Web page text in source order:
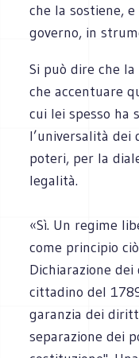
che la sostiene,
governo, in
Si può dire che
che accentuare
cui lei spesso ha
l’universalità dei
poteri, per la
legalità.
«Sì. Un regime
come principio
Dichiarazione
cittadino del
garanzia dei
separazione dei